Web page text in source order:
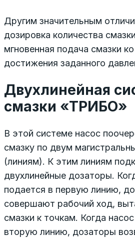
Другим значительным
дозировка количества
мгновенная подача смазки
достижения заданного
Двухлинейная
смазки «ТРИБО»
В этой системе насос
смазку по двум
(линиям). К этим линиям
двухлинейные дозаторы.
подается в первую линию,
совершают рабочий ход,
смазки к точкам. Когда
вторую линию, дозаторы